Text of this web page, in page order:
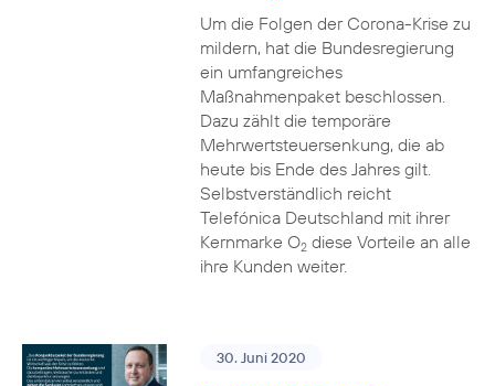
Um die Folgen der Corona-Krise zu
mildern, hat die Bundesregierung
ein umfangreiches
Maßnahmenpaket beschlossen.
Dazu zählt die temporäre
Mehrwertsteuersenkung, die ab
heute bis Ende des Jahres gilt.
Selbstverständlich reicht
Telefónica Deutschland mit ihrer
Kernmarke O2diese Vorteile an alle
ihre Kunden weiter.
30. Juni 2020